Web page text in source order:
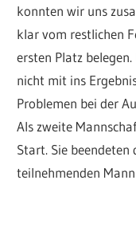
konnten wir uns
klar vom restlichen
ersten Platz
nicht mit ins
Problemen bei der
Als zweite
Start. Sie
teilnehmenden